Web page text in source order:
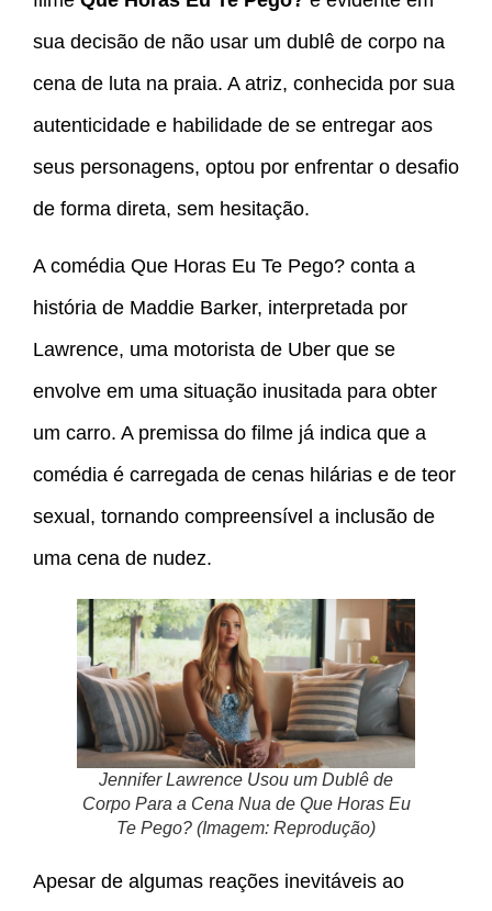
sua decisão de não usar um dublê de corpo na
cena de luta na praia. A atriz, conhecida por sua
autenticidade e habilidade de se entregar aos
seus personagens, optou por enfrentar o desafio
de forma direta, sem hesitação.
A comédia Que Horas Eu Te Pego? conta a
história de Maddie Barker, interpretada por
Lawrence, uma motorista de Uber que se
envolve em uma situação inusitada para obter
um carro. A premissa do filme já indica que a
comédia é carregada de cenas hilárias e de teor
sexual, tornando compreensível a inclusão de
uma cena de nudez.
Jennifer Lawrence Usou um Dublê de
Corpo Para a Cena Nua de Que Horas Eu
Te Pego? (Imagem: Reprodução)
Apesar de algumas reações inevitáveis ao